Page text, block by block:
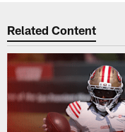
Related Content